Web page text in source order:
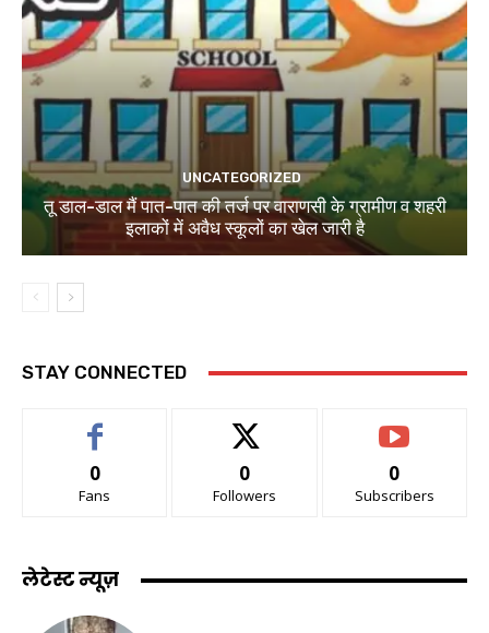
UNCATEGORIZED
तू डाल-डाल मैं पात-पात की तर्ज पर वाराणसी के ग्रामीण व शहरी
इलाकों में अवैध स्कूलों का खेल जारी है
STAY CONNECTED
0
Fans
0
Followers
0
Subscribers
लेटेस्ट न्यूज़